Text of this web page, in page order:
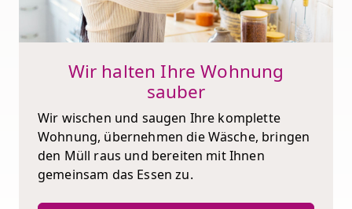
Wir halten Ihre Wohnung
sauber
Wir wischen und saugen Ihre komplette
Wohnung, übernehmen die Wäsche, bringen
den Müll raus und bereiten mit Ihnen
gemeinsam das Essen zu.